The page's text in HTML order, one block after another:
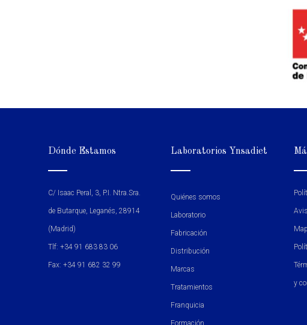
Dónde Estamos
C/ Isaac Peral, 3, P.I. Ntra.Sra.
de Butarque, Leganés, 28914
(Madrid)
Tlf: +34 91 683 83 06
Fax: +34 91 682 32 99
Laboratorios Ynsadiet
Quiénes somos
Laboratorio
Fabricación
Distribución
Marcas
Tratamientos
Franquicia
y